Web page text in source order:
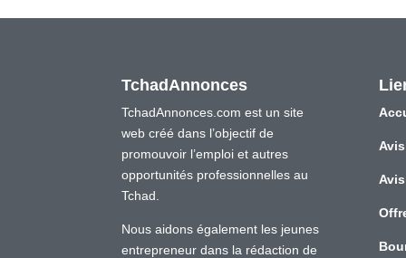
TchadAnnonces
TchadAnnonces.com est un site
web créé dans l’objectif de
promouvoir l’emploi et autres
opportunités professionnelles au
Tchad.
Nous aidons également les jeunes
entrepreneur dans la rédaction de